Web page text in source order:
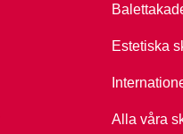
Estetiska
Alla våra